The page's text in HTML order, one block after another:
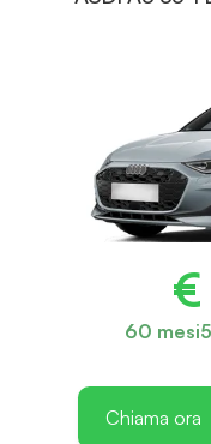
60 mesi
Chiama ora